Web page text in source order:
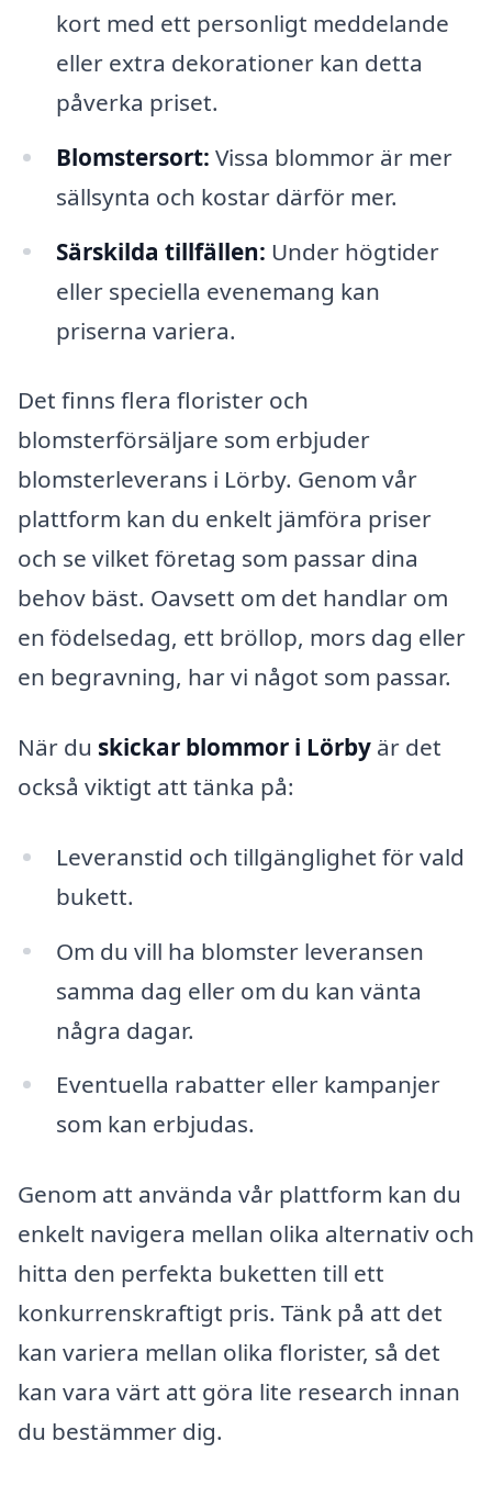
kort med ett personligt meddelande
eller extra dekorationer kan detta
påverka priset.
Blomstersort: Vissa blommor är mer
sällsynta och kostar därför mer.
Särskilda tillfällen: Under högtider
eller speciella evenemang kan
priserna variera.
Det finns flera florister och
blomsterförsäljare som erbjuder
blomsterleverans i Lörby. Genom vår
plattform kan du enkelt jämföra priser
och se vilket företag som passar dina
behov bäst. Oavsett om det handlar om
en födelsedag, ett bröllop, mors dag eller
en begravning, har vi något som passar.
När du skickar blommor i Lörby är det
också viktigt att tänka på:
Leveranstid och tillgänglighet för vald
bukett.
Om du vill ha blomster leveransen
samma dag eller om du kan vänta
några dagar.
Eventuella rabatter eller kampanjer
som kan erbjudas.
Genom att använda vår plattform kan du
enkelt navigera mellan olika alternativ och
hitta den perfekta buketten till ett
konkurrenskraftigt pris. Tänk på att det
kan variera mellan olika florister, så det
kan vara värt att göra lite research innan
du bestämmer dig.